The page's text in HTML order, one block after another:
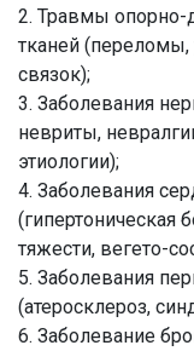
2. Травмы опорно-
тканей
связок);
3. Заболевания
невриты,
этиологии);
4. Заболевания
(гипертоническая
тяжести, вегето-
5. Заболевания
(атеросклероз,
6. Заболевание